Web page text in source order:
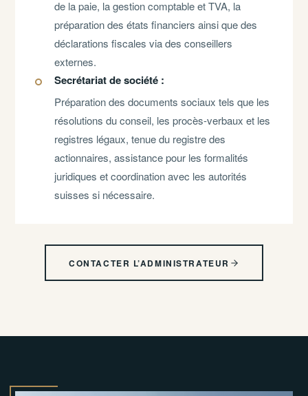
de la paie, la gestion comptable et TVA, la
préparation des états financiers ainsi que des
déclarations fiscales via des conseillers
externes.
Secrétariat de société :
Préparation des documents sociaux tels que les
résolutions du conseil, les procès-verbaux et les
registres légaux, tenue du registre des
actionnaires, assistance pour les formalités
juridiques et coordination avec les autorités
suisses si nécessaire.
CONTACTER L’ADMINISTRATEUR